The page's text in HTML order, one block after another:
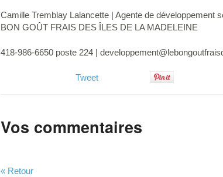
Camille Tremblay Lalancette | Agente de développement
BON GOÛT FRAIS DES ÎLES DE LA MADELEINE
418-986-6650 poste 224 |
Tweet
Vos commentaires
« Retour